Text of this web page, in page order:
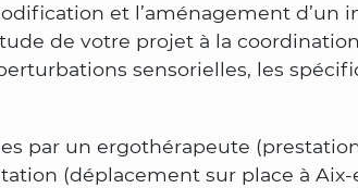
et l’aménagement
de votre projet à la
sensorielles, les
par un ergothérapeute
(déplacement sur place à